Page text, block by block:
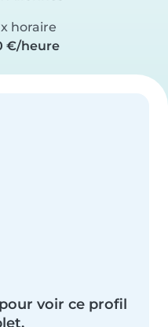
horaire
€/heure
voir ce profil